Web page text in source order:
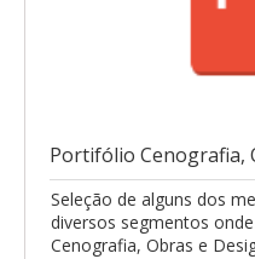
Portifólio Cenografia,
Seleção de alguns dos
diversos segmentos
Cenografia, Obras e